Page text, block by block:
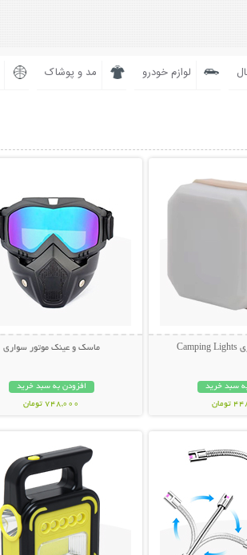
لوازم خودرو مد و پوشاک
سبد خرید
ماسک و عینک موتور سواری
افزودن به سبد خرید
748,000 تومان